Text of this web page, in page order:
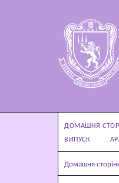
ДОМАШНЯ
ВИПУСК
Домашня